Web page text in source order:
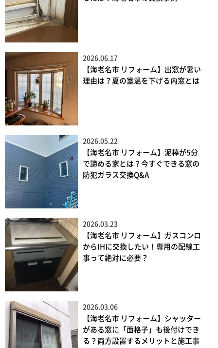
2026.06.17
【海老名市 リフォーム】出窓が暑い
理由は？夏の室温を下げる内窓とは
2026.05.22
【海老名市 リフォーム】泥棒が5分
で諦める家とは？今すぐできる窓の
防犯ガラス交換Q&A
2026.03.23
【海老名市 リフォーム】ガスコンロ
からIHに交換したい！専用の配線工
事って絶対に必要？
2026.03.06
【海老名市 リフォーム】シャッター
がある窓に「面格子」も後付けでき
る？両方設置するメリットと施工事